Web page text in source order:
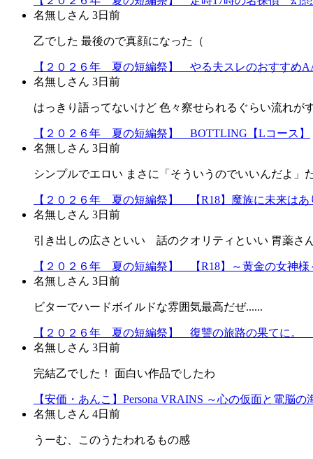
名無しさん 3日前
乙でした 最後ので真顔になった（
【２０２６年 夏の短編祭】 やる夫スレのおすすめ
名無しさん 3日前
はっきり語ってないけど 色々察せられるぐらい流れが
【２０２６年 夏の短編祭】 BOTTLING【Lコース】
名無しさん 3日前
シンプルでエロい まさに「そういうのでいいんだよ」
【２０２６年 夏の短編祭】 【R18】魔族に未来は
名無しさん 3日前
引き出しの広さといい 話のクオリティといい 胃薬さ
【２０２６年 夏の短編祭】 【R18】～黄金の女神
名無しさん 3日前
ビターでハードボイルドな雰囲気最高だぜ......
【２０２６年 夏の短編祭】 復讐の旅路の果てに。
名無しさん 3日前
完結乙でした！ 面白い作品でしたわ
【安価・あんこ】Persona VRAINS ～心の仮面と電脳
名無しさん 4日前
うーむ、このうたわれるもの感